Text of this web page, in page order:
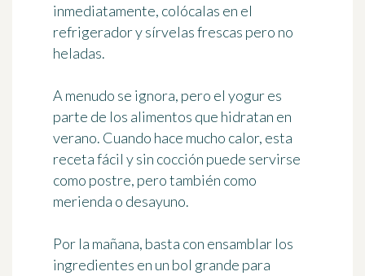
inmediatamente, colócalas en el
refrigerador ysírvelas frescas pero no
heladas.
A menudo se ignora, pero el yogur es
parte de los alimentos que hidratan en
verano. Cuando hace mucho calor, esta
receta fácil y sin cocción puede servirse
como postre, pero también como
merienda o desayuno.
Por la mañana, basta con ensamblar los
ingredientes en un bol grande para